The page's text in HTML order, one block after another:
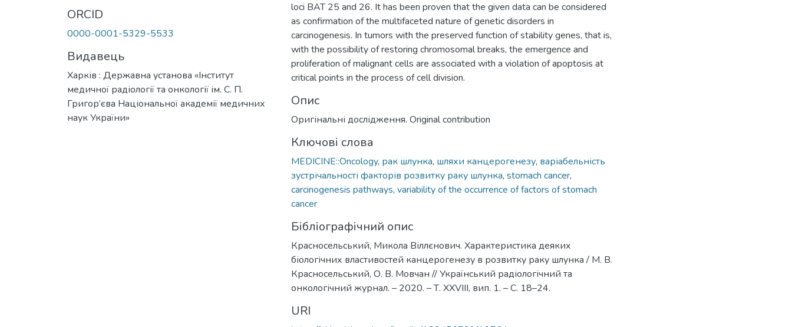
ORCID
0000-0001-5329-5533
Видавець
Харків : Державна установа «Інститут
медичної радіології та онкології ім. C. П.
Григор’єва Національної академії медичних
наук України»
loci BAT 25 and 26. It has been proven that the given data can be considered
as confirmation of the multifaceted nature of genetic disorders in
carcinogenesis. In tumors with the preserved function of stability genes, that is,
with the possibility of restoring chromosomal breaks, the emergence and
proliferation of malignant cells are associated with a violation of apoptosis at
critical points in the process of cell division.
Опис
Оригінальні дослідження. Original contribution
Ключові слова
MEDICINE::Oncology, рак шлунка, шляхи канцерогенезу, варіабельність
зустрічальності факторів розвитку раку шлунка, stomach cancer,
carcinogenesis pathways, variability of the occurrence of factors of stomach
cancer
Бібліографічний опис
Красносельський, Микола Віллєнович. Характеристика деяких
біологічних властивостей канцерогенезу в розвитку раку шлунка / М. В.
Красносельський, О. В. Мовчан // Український радіологічний та
онкологічний журнал. – 2020. – Т. XXVIII, вип. 1. – С. 18–24.
URI